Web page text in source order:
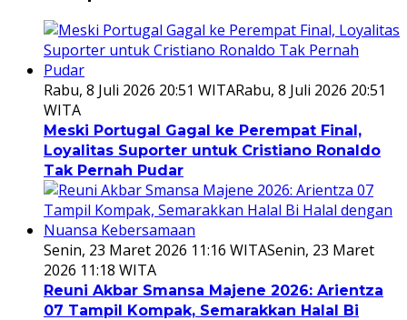
Rabu, 8 Juli 2026 20:51 WITARabu, 8 Juli 2026 20:51
WITA
Meski Portugal Gagal ke Perempat Final,
Loyalitas Suporter untuk Cristiano Ronaldo
Tak Pernah Pudar
Senin, 23 Maret 2026 11:16 WITASenin, 23 Maret
2026 11:18 WITA
Reuni Akbar Smansa Majene 2026: Arientza
07 Tampil Kompak, Semarakkan Halal Bi